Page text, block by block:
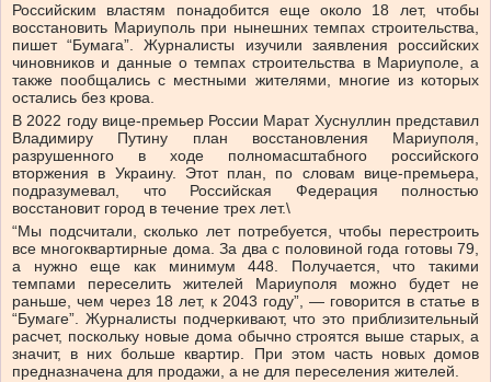
Российским властям понадобится еще около 18 лет, чтобы
восстановить Мариуполь при нынешних темпах строительства,
пишет “Бумага”. Журналисты изучили заявления российских
чиновников и данные о темпах строительства в Мариуполе, а
также пообщались с местными жителями, многие из которых
остались без крова.
В 2022 году вице-премьер России Марат Хуснуллин представил
Владимиру Путину план восстановления Мариуполя,
разрушенного в ходе полномасштабного российского
вторжения в Украину. Этот план, по словам вице-премьера,
подразумевал, что Российская Федерация полностью
восстановит город в течение трех лет.\
“Мы подсчитали, сколько лет потребуется, чтобы перестроить
все многоквартирные дома. За два с половиной года готовы 79,
а нужно еще как минимум 448. Получается, что такими
темпами переселить жителей Мариуполя можно будет не
раньше, чем через 18 лет, к 2043 году”, — говорится в статье в
“Бумаге”. Журналисты подчеркивают, что это приблизительный
расчет, поскольку новые дома обычно строятся выше старых, а
значит, в них больше квартир. При этом часть новых домов
предназначена для продажи, а не для переселения жителей.